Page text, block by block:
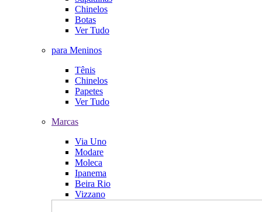
Chinelos
Botas
Ver Tudo
para Meninos
Tênis
Chinelos
Papetes
Ver Tudo
Marcas
Via Uno
Modare
Moleca
Ipanema
Beira Rio
Vizzano